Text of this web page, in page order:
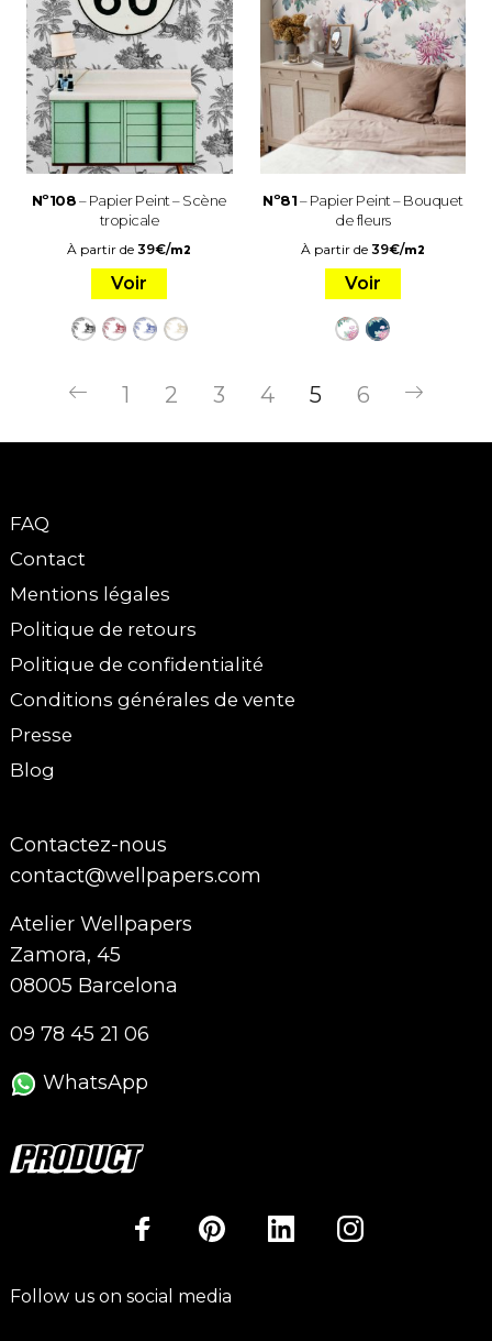
Nº108– Papier Peint – Scène
tropicale
À partir de39€/m2
Voir
Nº81– Papier Peint – Bouquet
de fleurs
À partir de 39€/m2
Voir
1 2 3 4 5 6
FAQ
Contact
Mentions légales
Politique de retours
Politique de confidentialité
Conditions générales de vente
Presse
Blog
Contactez-nous
contact@wellpapers.com
Atelier Wellpapers
Zamora, 45
08005 Barcelona
09 78 45 21 06
WhatsApp
Follow us on social media